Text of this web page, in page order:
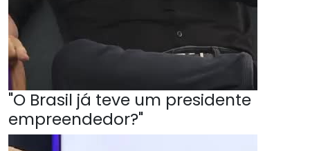
"O Brasil já teve um presidente
empreendedor?"